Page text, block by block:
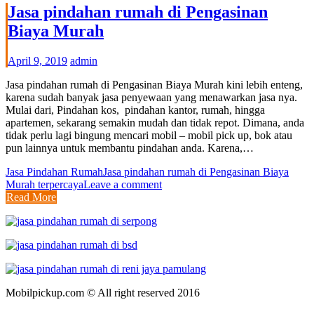
Jasa pindahan rumah di Pengasinan
Biaya Murah
April 9, 2019 admin
Jasa pindahan rumah di Pengasinan Biaya Murah kini lebih enteng,
karena sudah banyak jasa penyewaan yang menawarkan jasa nya.
Mulai dari, Pindahan kos, pindahan kantor, rumah, hingga
apartemen, sekarang semakin mudah dan tidak repot. Dimana, anda
tidak perlu lagi bingung mencari mobil – mobil pick up, bok atau
pun lainnya untuk membantu pindahan anda. Karena,…
Jasa Pindahan RumahJasa pindahan rumah di Pengasinan Biaya
Murah terpercayaLeave a comment
Read More
Mobilpickup.com © All right reserved 2016